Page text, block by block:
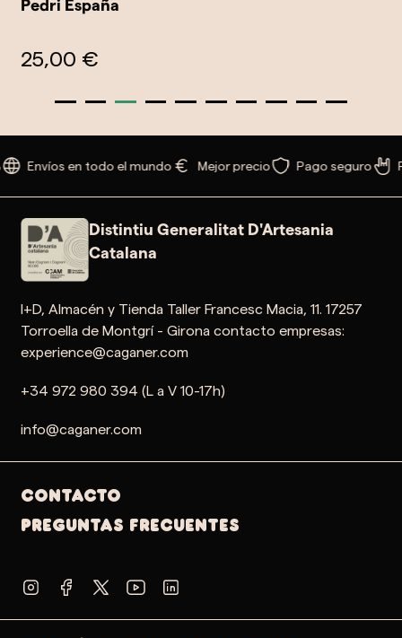
Pedri España
25,00 €
Envíos en todo el mundo Mejor precio Pago seguro
Distintiu Generalitat D'Artesania
Catalana
I+D, Almacén y Tienda Taller Francesc Macia, 11. 17257
Torroella de Montgrí - Girona contacto empresas:
experience@caganer.com
+34 972 980 394 (L a V 10-17h)
info@caganer.com
Contacto
PREGUNTAS FRECUENTES